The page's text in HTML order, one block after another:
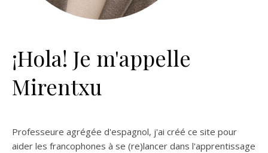
¡Hola! Je m'appelle
Mirentxu
Professeure agrégée d'espagnol, j'ai créé ce site pour
aider les francophones à se (re)lancer dans l'apprentissage